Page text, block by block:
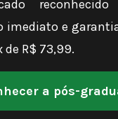
imediato e
de R$ 73,99.
a pós-